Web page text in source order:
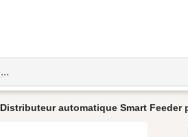
Distributeur automatique Smart Feeder